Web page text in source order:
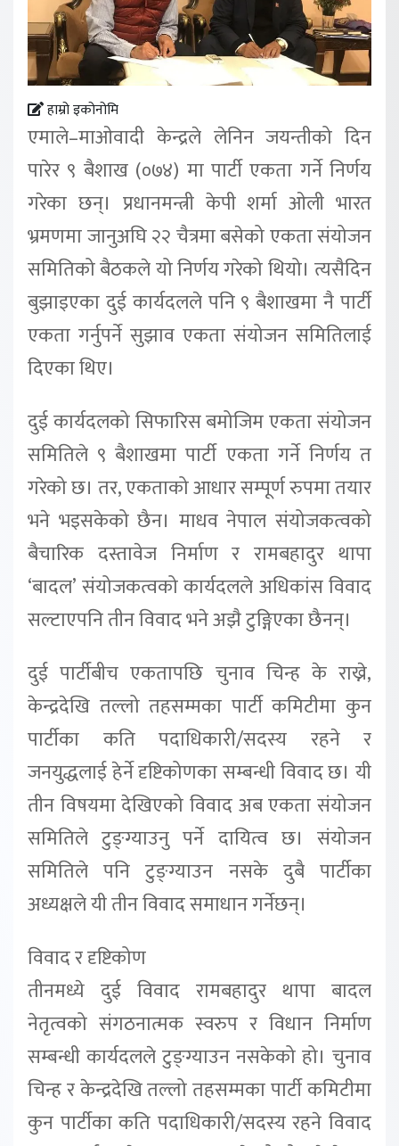
हाम्रो इकोनोमि
एमाले–माओवादी केन्द्रले लेनिन जयन्तीको दिन
पारेर ९ बैशाख (०७४) मा पार्टी एकता गर्ने निर्णय
गरेका छन्। प्रधानमन्त्री केपी शर्मा ओली भारत
भ्रमणमा जानुअघि २२ चैत्रमा बसेको एकता संयोजन
समितिको बैठकले यो निर्णय गरेको थियो। त्यसैदिन
बुझाइएका दुई कार्यदलले पनि ९ बैशाखमा नै पार्टी
एकता गर्नुपर्ने सुझाव एकता संयोजन समितिलाई
दिएका थिए।
दुई कार्यदलको सिफारिस बमोजिम एकता संयोजन
समितिले ९ बैशाखमा पार्टी एकता गर्ने निर्णय त
गरेको छ। तर, एकताको आधार सम्पूर्ण रुपमा तयार
भने भइसकेको छैन। माधव नेपाल संयोजकत्वको
बैचारिक दस्तावेज निर्माण र रामबहादुर थापा
‘बादल’ संयोजकत्वको कार्यदलले अधिकांस विवाद
सल्टाएपनि तीन विवाद भने अझै टुङ्गिएका छैनन्।
दुई पार्टीबीच एकतापछि चुनाव चिन्ह के राख्ने,
केन्द्रदेखि तल्लो तहसम्मका पार्टी कमिटीमा कुन
पार्टीका कति पदाधिकारी/सदस्य रहने र
जनयुद्धलाई हेर्ने दृष्टिकोणका सम्बन्धी विवाद छ। यी
तीन विषयमा देखिएको विवाद अब एकता संयोजन
समितिले टुङ्ग्याउनु पर्ने दायित्व छ। संयोजन
समितिले पनि टुङ्ग्याउन नसके दुबै पार्टीका
अध्यक्षले यी तीन विवाद समाधान गर्नेछन्।
विवाद र दृष्टिकोण
तीनमध्ये दुई विवाद रामबहादुर थापा बादल
नेतृत्वको संगठनात्मक स्वरुप र विधान निर्माण
सम्बन्धी कार्यदलले टुङ्ग्याउन नसकेको हो। चुनाव
चिन्ह र केन्द्रदेखि तल्लो तहसम्मका पार्टी कमिटीमा
कुन पार्टीका कति पदाधिकारी/सदस्य रहने विवाद